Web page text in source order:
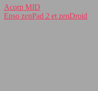
Acorp MID
Enso zenPad 2 et zenDroid